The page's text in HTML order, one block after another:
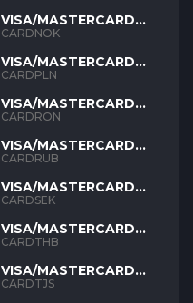
VISA/MASTERCARD
NOK
CARDNOK
VISA/MASTERCARD
PLN
CARDPLN
VISA/MASTERCARD
RON
CARDRON
VISA/MASTERCARD
RUB
CARDRUB
VISA/MASTERCARD
SEK
CARDSEK
VISA/MASTERCARD
THB
CARDTHB
VISA/MASTERCARD
TJS
CARDTJS